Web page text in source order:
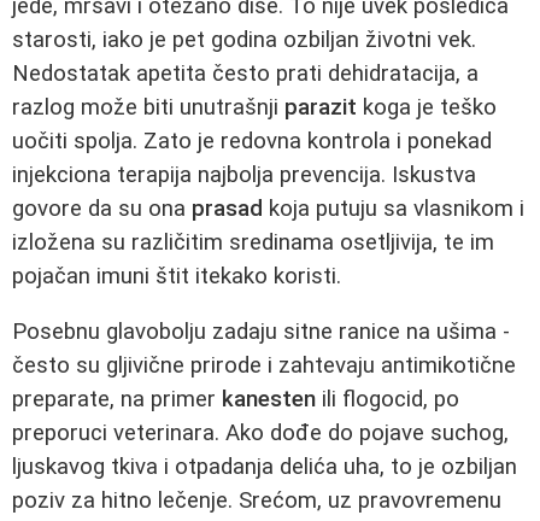
jede, mršavi i otežano diše. To nije uvek posledica
starosti, iako je pet godina ozbiljan životni vek.
Nedostatak apetita često prati dehidratacija, a
razlog može biti unutrašnji parazit koga je teško
uočiti spolja. Zato je redovna kontrola i ponekad
injekciona terapija najbolja prevencija. Iskustva
govore da su ona prasad koja putuju sa vlasnikom i
izložena su različitim sredinama osetljivija, te im
pojačan imuni štit itekako koristi.
Posebnu glavobolju zadaju sitne ranice na ušima -
često su gljivične prirode i zahtevaju antimikotične
preparate, na primer kanesten ili flogocid, po
preporuci veterinara. Ako dođe do pojave suchog,
ljuskavog tkiva i otpadanja delića uha, to je ozbiljan
poziv za hitno lečenje. Srećom, uz pravovremenu